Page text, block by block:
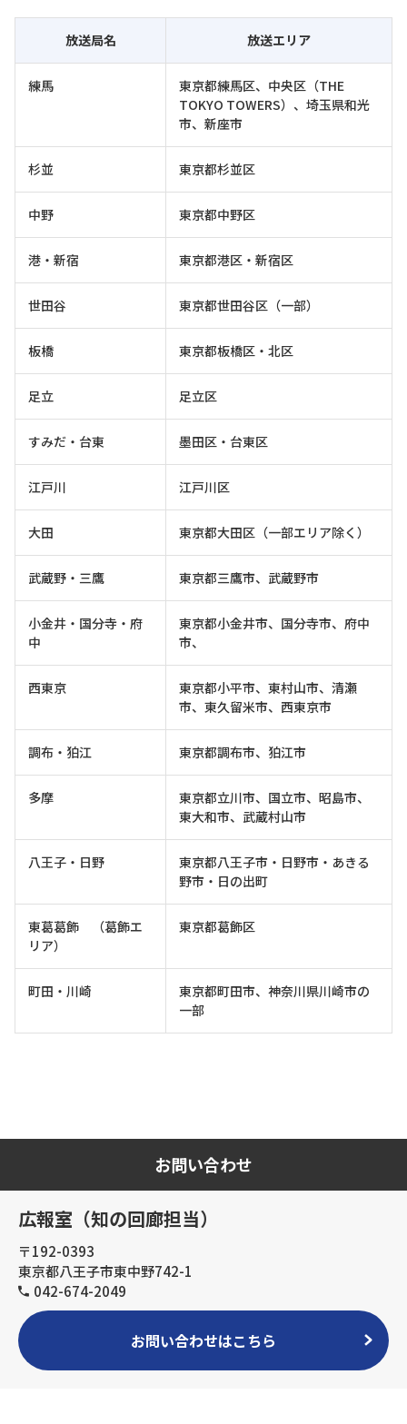
放送局名 放送エリア
練馬
東京都練馬区、中央区（THE
TOKYO TOWERS）、埼玉県和光
市、新座市
杉並 東京都杉並区
中野 東京都中野区
港・新宿 東京都港区・新宿区
世田谷 東京都世田谷区（一部）
板橋 東京都板橋区・北区
足立 足立区
すみだ・台東 墨田区・台東区
江戸川 江戸川区
大田 東京都大田区（一部エリア除く）
武蔵野・三鷹 東京都三鷹市、武蔵野市
小金井・国分寺・府
中
東京都小金井市、国分寺市、府中
市、
西東京
東京都小平市、東村山市、清瀬
市、東久留米市、西東京市
調布・狛江 東京都調布市、狛江市
多摩
東京都立川市、国立市、昭島市、
東大和市、武蔵村山市
八王子・日野
東京都八王子市・日野市・あきる
野市・日の出町
東葛葛飾 （葛飾エ
リア）
東京都葛飾区
町田・川崎
東京都町田市、神奈川県川崎市の
一部
お問い合わせ
広報室（知の回廊担当）
〒192-0393
東京都八王子市東中野742-1
042-674-2049
お問い合わせはこちら